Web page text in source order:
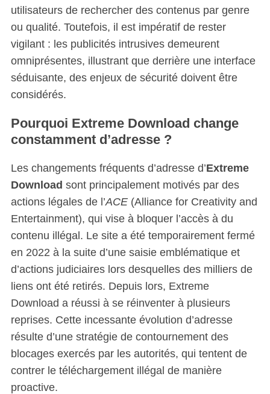
utilisateurs de rechercher des contenus par genre
ou qualité. Toutefois, il est impératif de rester
vigilant : les publicités intrusives demeurent
omniprésentes, illustrant que derrière une interface
séduisante, des enjeux de sécurité doivent être
considérés.
Pourquoi Extreme Download change
constamment d’adresse ?
Les changements fréquents d’adresse d’Extreme
Download sont principalement motivés par des
actions légales de l’ACE(Alliance for Creativity and
Entertainment), qui vise à bloquer l’accès à du
contenu illégal. Le site a été temporairement fermé
en 2022 à la suite d’une saisie emblématique et
d’actions judiciaires lors desquelles des milliers de
liens ont été retirés. Depuis lors, Extreme
Download a réussi à se réinventer à plusieurs
reprises. Cette incessante évolution d’adresse
résulte d’une stratégie de contournement des
blocages exercés par les autorités, qui tentent de
contrer le téléchargement illégal de manière
proactive.